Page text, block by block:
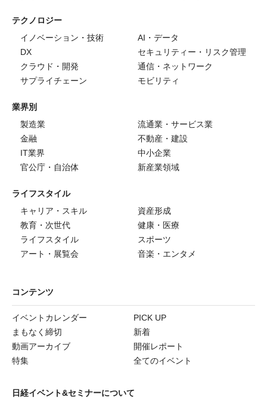
テクノロジー
イノベーション・技術
AI・データ
DX
セキュリティー・リスク管理
クラウド・開発
通信・ネットワーク
サプライチェーン
モビリティ
業界別
製造業
流通業・サービス業
金融
不動産・建設
IT業界
中小企業
官公庁・自治体
新産業領域
ライフスタイル
キャリア・スキル
資産形成
教育・次世代
健康・医療
ライフスタイル
スポーツ
アート・展覧会
音楽・エンタメ
コンテンツ
イベントカレンダー
PICK UP
まもなく締切
新着
動画アーカイブ
開催レポート
特集
全てのイベント
日経イベント&セミナーについて